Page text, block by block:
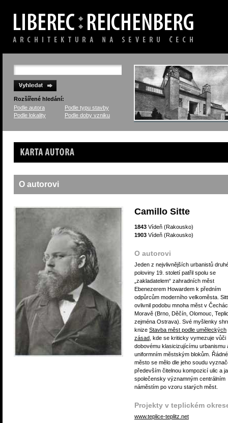
Rozšířené hledání:
Podle autora
Podle typu stavby
Podle lokality
Podle doby vzniku
Karta autora
O autorovi
Camillo Sitte
1843 Vídeň (Rakousko)
1903 Vídeň (Rakousko)
O autorovi
Jeden z nejvlivnějších urbanistů
poloviny 19. století patřil spolu se
„zakladatelem“ zahradních měst
Ebenezerem Howardem k předním
odpůrcům moderního velkoměsta.
ovlivnil podobu mnoha měst v
Moravě (Brno, Děčín, Olomouc,
zejména Ostrava). Své myšlenky
knize Stavba měst podle uměleckých
zásad , kde se kriticky vymezuje vůči
dobovému klasicizujícímu urbanismu
uniformním městským blokům. Řádné
město se mělo dle jeho soudu
především čitelnou kompozicí ulic a
společensky významným centrálním
náměstím po vzoru starých měst.
Projekty v teplickém
www.teplice-teplitz.net